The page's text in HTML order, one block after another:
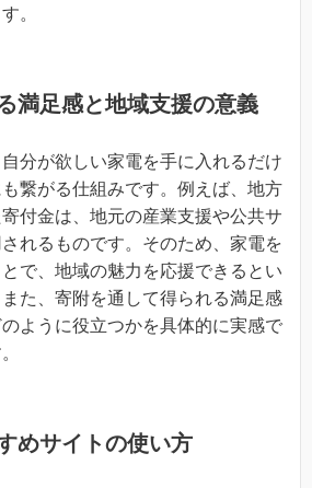
。
満足感と地域支援の意義
分が欲しい家電を手に入れるだけ
繋がる仕組みです。例えば、地方
付金は、地元の産業支援や公共サ
れるものです。そのため、家電を
で、地域の魅力を応援できるとい
た、寄附を通して得られる満足感
ように役立つかを具体的に実感で
めサイトの使い方